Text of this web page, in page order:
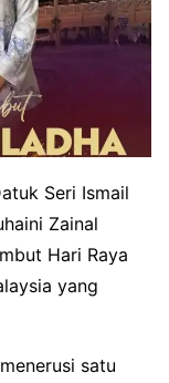
Seri Ismail
Zainal
Hari Raya
yang
satu